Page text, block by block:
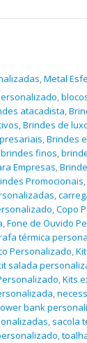
,Metal
,
atacadista,
,Brindes de
,Brindes
brindes finos,
Empresas,
Promocionais,
,
,Copo
,Fone de Ouvido
térmica
Personalizado,
salada
,Kits
,
bank
, sacola
,